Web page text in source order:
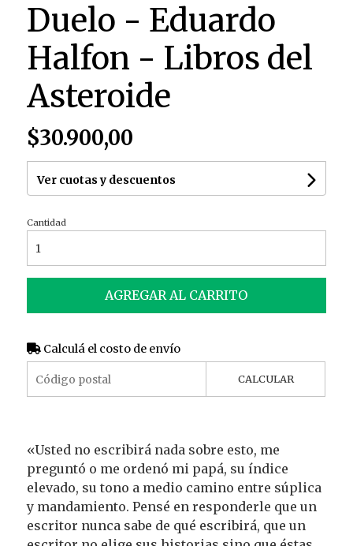
Duelo - Eduardo
Halfon - Libros del
Asteroide
$30.900,00
Ver cuotas y descuentos
Cantidad
AGREGAR AL CARRITO
Calculá el costo de envío
CALCULAR
«Usted no escribirá nada sobre esto, me
preguntó o me ordenó mi papá, su índice
elevado, su tono a medio camino entre súplica
y mandamiento. Pensé en responderle que un
escritor nunca sabe de qué escribirá, que un